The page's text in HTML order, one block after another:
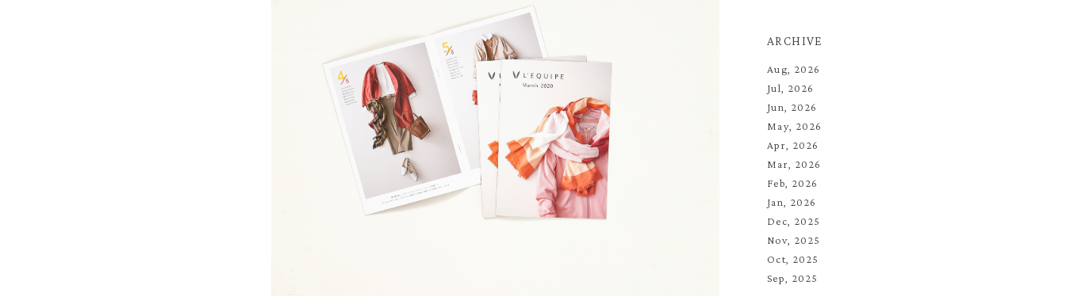
ARCHIVE
Aug, 2026
Jul, 2026
Jun, 2026
May, 2026
Apr, 2026
Mar, 2026
Feb, 2026
Jan, 2026
Dec, 2025
Nov, 2025
Oct, 2025
Sep, 2025